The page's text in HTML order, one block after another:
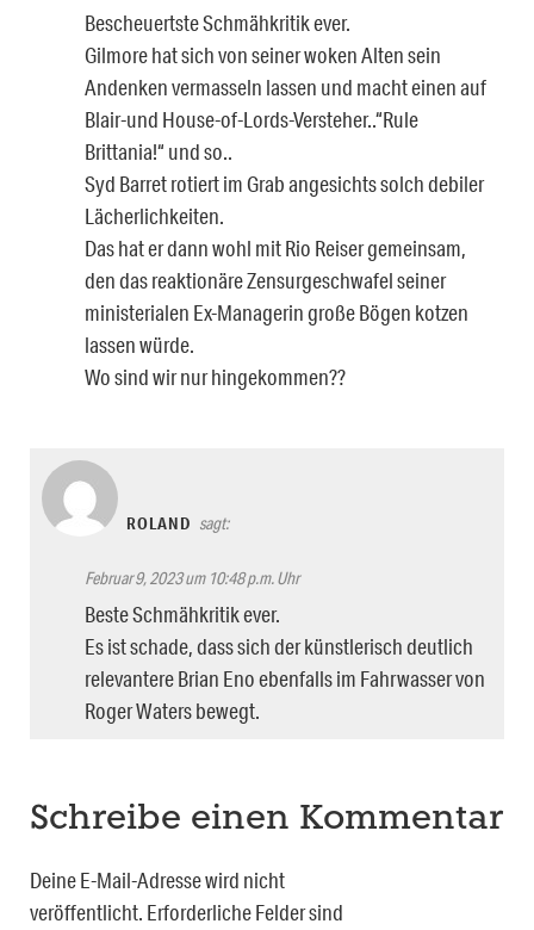
Bescheuertste Schmähkritik ever.
Gilmore hat sich von seiner woken Alten sein
Andenken vermasseln lassen und macht einen auf
Blair-und House-of-Lords-Versteher..“Rule
Brittania!“ und so..
Syd Barret rotiert im Grab angesichts solch debiler
Lächerlichkeiten.
Das hat er dann wohl mit Rio Reiser gemeinsam,
den das reaktionäre Zensurgeschwafel seiner
ministerialen Ex-Managerin große Bögen kotzen
lassen würde.
Wo sind wir nur hingekommen??
ROLAND sagt:
Februar 9, 2023 um 10:48 p.m. Uhr
Beste Schmähkritik ever.
Es ist schade, dass sich der künstlerisch deutlich
relevantere Brian Eno ebenfalls im Fahrwasser von
Roger Waters bewegt.
Schreibe einen Kommentar
Deine E-Mail-Adresse wird nicht
veröffentlicht. Erforderliche Felder sind